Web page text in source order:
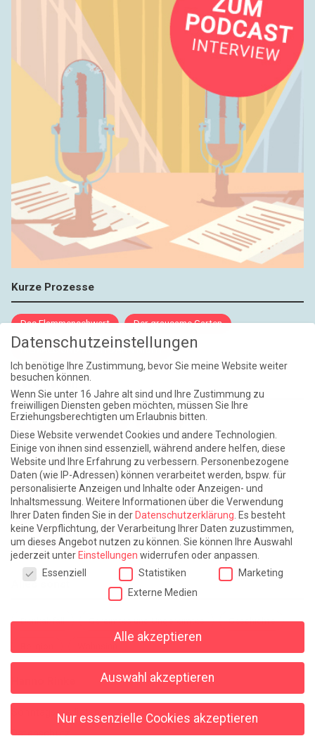
Kurze Prozesse
Das Flammenschwert Der grausame Garten
NIEMALS UND AUCH DANN NICHT
Weite Reisen
Atlantische Turbulenzen DIE ELF
Die Zeit der Ringelblumen ist vorbei Europa im Kopf
Fast am Ziel Frühling in Florenz In der Blase
Leben lernen / Ein Versuch Trinken. Träumen. Trösten.
Triple-Edinburgher mit Ketchup WACHS!
Winterreise (mit Sommern)
Alles sonst
Denkabfall Gereimtes und Ungereimtes Geschichte
Sonntagspredigten
Datenschutzeinstellungen
Ich benötige Ihre Zustimmung, bevor Sie meine Website weiter
besuchen können.
Wenn Sie unter 16 Jahre alt sind und Ihre Zustimmung zu
freiwilligen Diensten geben möchten, müssen Sie Ihre
Erziehungsberechtigten um Erlaubnis bitten.
Diese Website verwendet Cookies und andere Technologien.
Einige von ihnen sind essenziell, während andere helfen, diese
Website und Ihre Erfahrung zu verbessern. Personenbezogene
Daten (wie IP-Adressen) können verarbeitet werden, bspw. für
personalisierte Anzeigen und Inhalte oder Anzeigen- und
Inhaltsmessung. Weitere Informationen über die Verwendung
Ihrer Daten finden Sie in der Datenschutzerklärung Es besteht
keine Verpflichtung, der Verarbeitung Ihrer Daten zuzustimmen,
um dieses Angebot nutzen zu können. Sie können Ihre Auswahl
jederzeit unter Einstellungen widerrufen oder anpassen.
Datenschutzeinstellungen
Essenziell Statistiken
Marketing
Externe Medien
Alle akzeptieren
Auswahl akzeptieren
Nur essenzielle Cookies akzeptieren